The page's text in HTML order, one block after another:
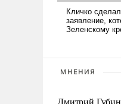
МНЕНИЯ
Дмитрий Губин